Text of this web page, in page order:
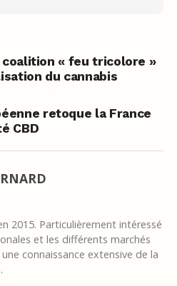
« feu tricolore »
du cannabis
retoque la France
CBD
2015. Particulièrement intéressé
et les différents marchés
connaissance extensive de la